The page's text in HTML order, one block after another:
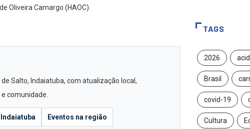
Oliveira Camargo (HAOC).
Salto, Indaiatuba, com atualização local,
comunidade.
Eventos na região
TAGS
2026
Brasil
covid-19
Cultura